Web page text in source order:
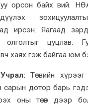
орсон байх вий.
ирсэн.Яагаад
олголтыг цуцлав.
Г
хаях гэж байгаа юм
Төсвийн хүрээг
сарын дотор барь
оны төсөв дээр